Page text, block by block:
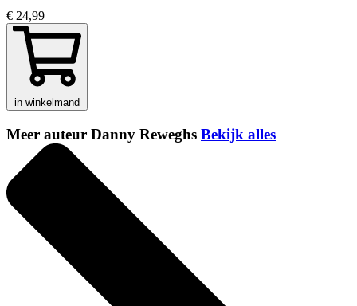
€ 24,99
in winkelmand
Meer auteur Danny Reweghs Bekijk alles